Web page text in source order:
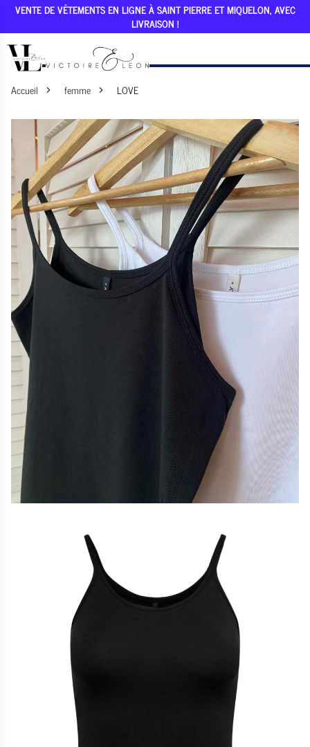
VENTE DE VÊTEMENTS EN LIGNE À SAINT PIERRE ET MIQUELON, AVEC
LIVRAISON !
Accueil femme LOVE